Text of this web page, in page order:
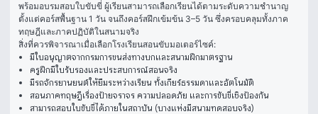
พร้อมอบรมสอบใบขับขี่ ผู้เรียนสามารถเลือกเรียนได้ตามระดับความชำนาญ
ตั้งแต่คอร์สพื้นฐาน 1 วัน จนถึงคอร์สฝึกเข้มข้น 3–5 วัน ซึ่งครอบคลุมทั้งภาค
ทฤษฎีและภาคปฏิบัติในสนามจริง
สิ่งที่ควรพิจารณาเมื่อเลือกโรงเรียนสอนขับมอเตอร์ไซค์:
มีใบอนุญาตจากกรมการขนส่งทางบกและสนามฝึกมาตรฐาน
ครูฝึกมีใบรับรองและประสบการณ์สอนจริง
มีรถจักรยานยนต์ให้ยืมระหว่างเรียน ทั้งเกียร์ธรรมดาและอัตโนมัติ
สอนภาคทฤษฎีเรื่องป้ายจราจร ความปลอดภัย และการขับขี่เชิงป้องกัน
สามารถสอบใบขับขี่ได้ภายในสถาบัน (บางแห่งมีสนามทดสอบจริง)